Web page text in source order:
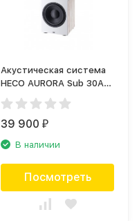
Акустическая система
HECO AURORA Sub 30A
Ebony Black
39 900₽
В наличии
Посмотреть